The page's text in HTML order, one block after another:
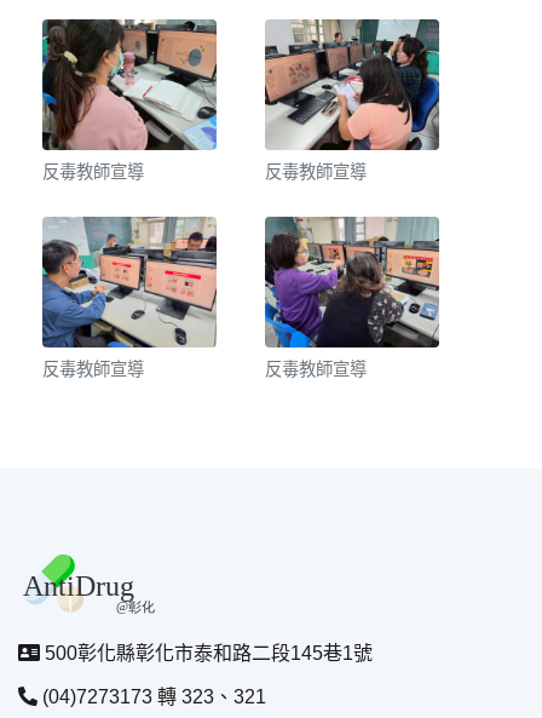
反毒教師宣導 反毒教師宣導
反毒教師宣導 反毒教師宣導
500彰化縣彰化市泰和路二段145巷1號
(04)7273173 轉 323、321